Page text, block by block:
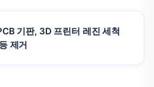
기판, 3D 프린터 레진 세척
제거